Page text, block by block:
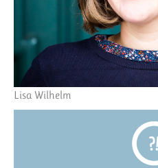
Lisa Wilhelm